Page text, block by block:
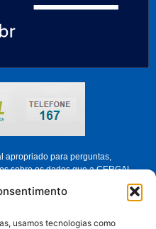
usamos tecnologias como
apropriado para perguntas,
sobre os dados que a CERGAL
e nos ajudar a melhorar
tratamento dos dados pessoais de